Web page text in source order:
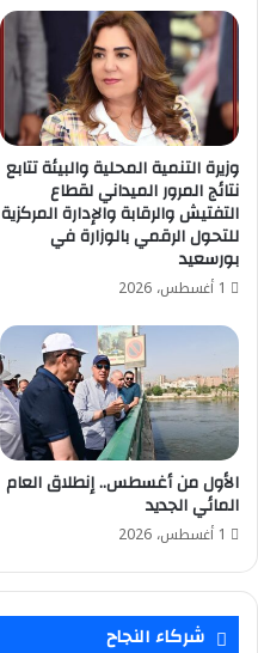
وزيرة التنمية المحلية والبيئة تتابع
نتائج المرور الميداني لقطاع
التفتيش والرقابة والإدارة المركزية
للتحول الرقمي بالوزارة في
بورسعيد
1 أغسطس، 2026
الأول من أغسطس.. إنطلاق العام
المائي الجديد
1 أغسطس، 2026
شركاء النجاح